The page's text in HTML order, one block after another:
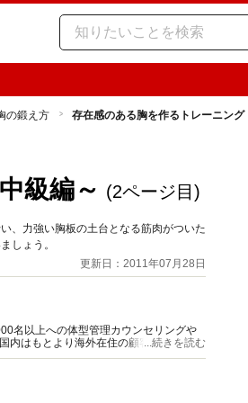
の鍛え方 存在感のある胸を作るトレーニン
級編～ (2ページ目)
、力強い胸板の土台となる筋肉がついた
しょう。
更新日：2011年07月28日
名以上への体型管理カウンセリングや
内はもとより海外在住の顧客も多数。そ
。
...続きを読む